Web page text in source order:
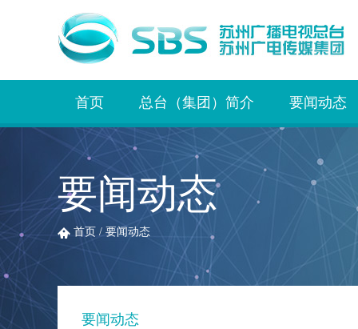
首页 总台（集团）简介 要闻动态
要闻动态
首页 / 要闻动态
要闻动态